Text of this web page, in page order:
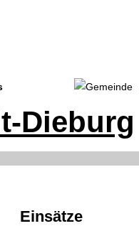
Dieburg
Einsätze